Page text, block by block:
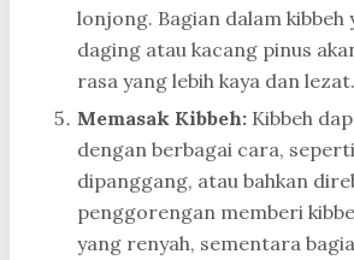
lonjong. Bagian dalam kibbeh
daging atau kacang pinus
rasa yang lebih kaya dan lezat.
Memasak Kibbeh: Kibbeh
dengan berbagai cara,
dipanggang, atau bahkan
penggorengan memberi
yang renyah, sementara